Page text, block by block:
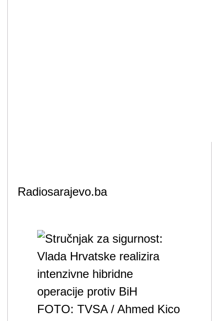
Radiosarajevo.ba
FOTO: TVSA / Ahmed Kico